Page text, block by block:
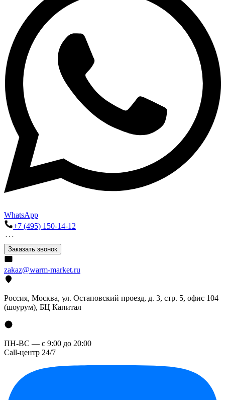
WhatsApp
+7 (495) 150-14-12
Заказать звонок
zakaz@warm-market.ru
Россия, Москва, ул. Остаповский проезд, д. 3, стр. 5, офис 104
(шоурум), БЦ Капитал
ПН-ВС — с 9:00 до 20:00
Call-центр 24/7